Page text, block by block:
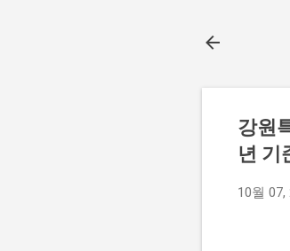
강원
년 기
10월 07,